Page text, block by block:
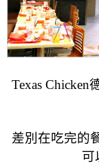
Texas
差別在吃完的
可